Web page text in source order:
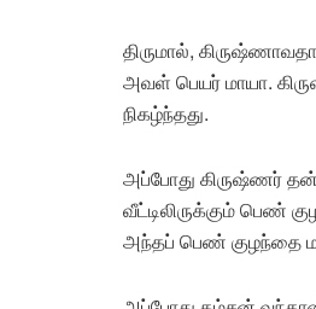
திருமால்,
அவள் பெயர் மாயா.
நிகழ்ந்தது.
அப்போது கிருஷ்ணர்
வீட்டிலிருக்கும் பெண்
அந்தப் பெண் குழந்தை